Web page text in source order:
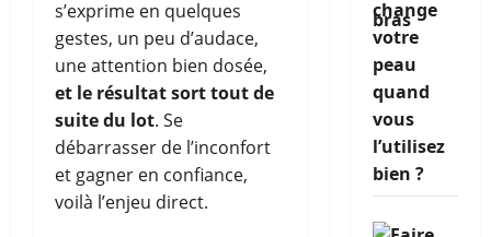
s’exprime en quelques
gestes, un peu d’audace,
une attention bien dosée,
et le résultat sort tout de
suite du lot. Se
débarrasser de l’inconfort
et gagner en confiance,
voilà l’enjeu direct.
change
votre
peau
quand
vous
l’utilisez
bien ?